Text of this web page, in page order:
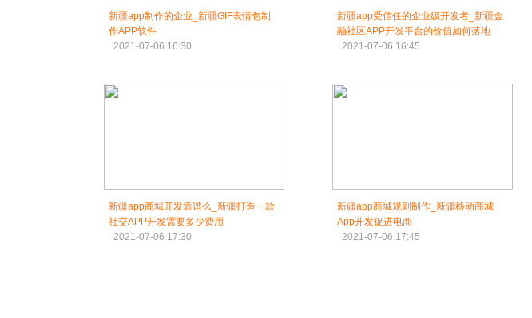
新疆app制作的企业_新疆GIF表情包制
作APP软件
2021-07-06 16:30
新疆app受信任的企业级开发者_新疆金
融社区APP开发平台的价值如何落地
2021-07-06 16:45
新疆app商城开发靠谱么_新疆打造一款
社交APP开发需要多少费用
2021-07-06 17:30
新疆app商城规则制作_新疆移动商城
App开发促进电商
2021-07-06 17:45